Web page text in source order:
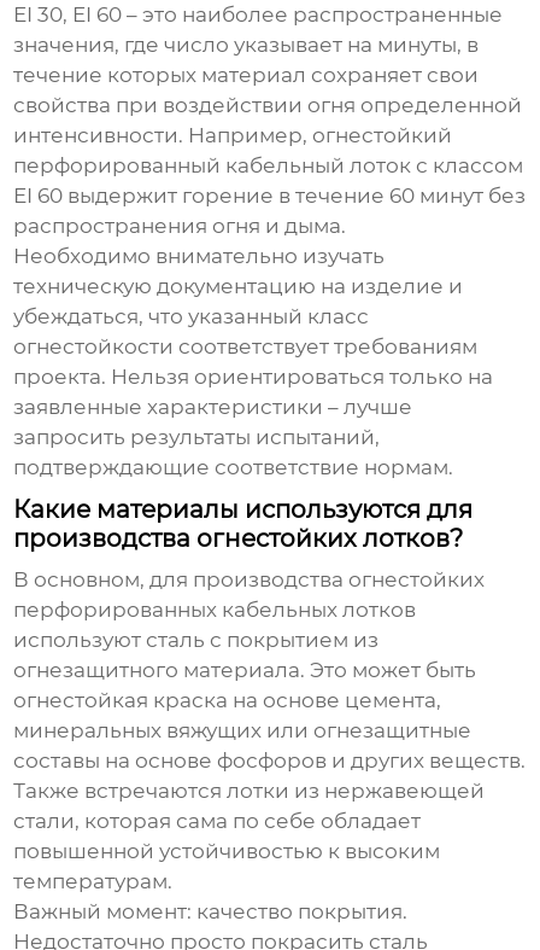
EI 30, EI 60 – это наиболее распространенные
значения, где число указывает на минуты, в
течение которых материал сохраняет свои
свойства при воздействии огня определенной
интенсивности. Например, огнестойкий
перфорированный кабельный лоток с классом
EI 60 выдержит горение в течение 60 минут без
распространения огня и дыма.
Необходимо внимательно изучать
техническую документацию на изделие и
убеждаться, что указанный класс
огнестойкости соответствует требованиям
проекта. Нельзя ориентироваться только на
заявленные характеристики – лучше
запросить результаты испытаний,
подтверждающие соответствие нормам.
Какие материалы используются для
производства огнестойких лотков?
В основном, для производства огнестойких
перфорированных кабельных лотков
используют сталь с покрытием из
огнезащитного материала. Это может быть
огнестойкая краска на основе цемента,
минеральных вяжущих или огнезащитные
составы на основе фосфоров и других веществ.
Также встречаются лотки из нержавеющей
стали, которая сама по себе обладает
повышенной устойчивостью к высоким
температурам.
Важный момент: качество покрытия.
Недостаточно просто покрасить сталь